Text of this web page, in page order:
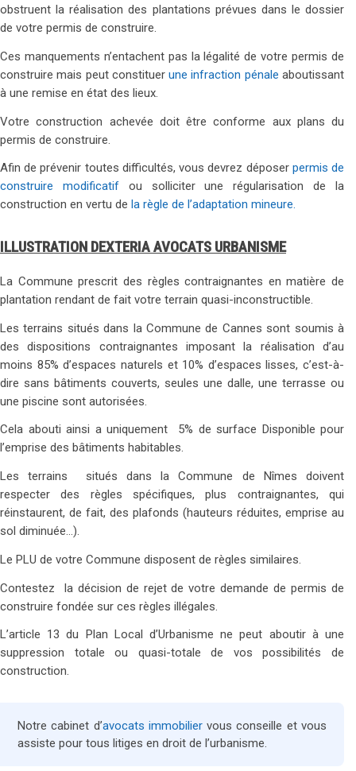
obstruent la réalisation des plantations prévues dans le dossier
de votre permis de construire.
Ces manquements n’entachent pas la légalité de votre permis de
construire mais peut constituerune infraction pénale aboutissant
à une remise en état des lieux.
Votre construction achevée doit être conforme aux plans du
permis de construire.
Afin de prévenir toutes difficultés, vous devrez déposer permis de
construire modificatifou solliciter une régularisation de la
construction en vertu de la règle de l’adaptation mineure.
ILLUSTRATION DEXTERIA AVOCATS URBANISME
La Commune prescrit des règles contraignantes en matière de
plantation rendant de fait votre terrain quasi-inconstructible.
Les terrains situés dans la Commune de Cannes sont soumis à
des dispositions contraignantes imposant la réalisation d’au
moins 85% d’espaces naturels et 10% d’espaces lisses, c’est-à-
dire sans bâtiments couverts, seules une dalle, une terrasse ou
une piscine sont autorisées.
Cela abouti ainsi a uniquement 5% de surface Disponible pour
l’emprise des bâtiments habitables.
Les terrains situés dans la Commune de Nîmes doivent
respecter des règles spécifiques, plus contraignantes, qui
réinstaurent, de fait, des plafonds (hauteurs réduites, emprise au
sol diminuée…).
Le PLU de votre Commune disposent de règles similaires.
Contestez la décision de rejet de votre demande de permis de
construire fondée sur ces règles illégales.
L’article 13 du Plan Local d’Urbanisme ne peut aboutir à une
suppression totale ou quasi-totale de vos possibilités de
construction.
Notre cabinet d’avocats immobiliervous conseille et vous
assiste pour tous litiges en droit de l’urbanisme.